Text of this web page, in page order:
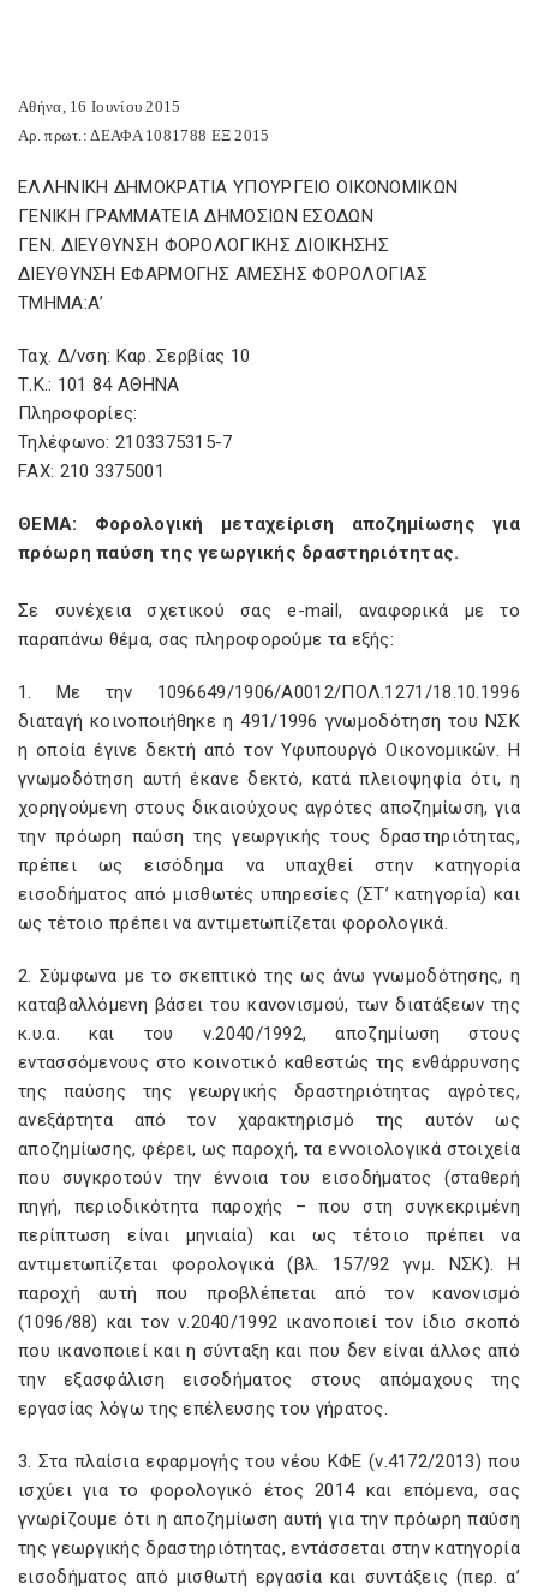
Αθήνα, 16 Ιουνίου 2015
Αρ. πρωτ.: ΔΕΑΦΑ 1081788 ΕΞ 2015
ΕΛΛΗΝΙΚΗ ΔΗΜΟΚΡΑΤΙΑ ΥΠΟΥΡΓΕΙΟ ΟΙΚΟΝΟΜΙΚΩΝ
ΓΕΝΙΚΗ ΓΡΑΜΜΑΤΕΙΑ ΔΗΜΟΣΙΩΝ ΕΣΟΔΩΝ
ΓΕΝ. ΔΙΕΥΘΥΝΣΗ ΦΟΡΟΛΟΓΙΚΗΣ ΔΙΟΙΚΗΣΗΣ
ΔΙΕΥΘΥΝΣΗ ΕΦΑΡΜΟΓΗΣ ΑΜΕΣΗΣ ΦΟΡΟΛΟΓΙΑΣ
ΤΜΗΜΑ:Α’
Ταχ. Δ/νση: Καρ. Σερβίας 10
Τ.Κ.: 101 84 ΑΘΗΝΑ
Πληροφορίες:
Τηλέφωνο: 2103375315-7
FAX: 210 3375001
ΘΕΜΑ: Φορολογική μεταχείριση αποζημίωσης για
πρόωρη παύση της γεωργικής δραστηριότητας.
Σε συνέχεια σχετικού σας e-mail, αναφορικά με το
παραπάνω θέμα, σας πληροφορούμε τα εξής:
1. Με την 1096649/1906/Α0012/ΠΟΛ.1271/18.10.1996
διαταγή κοινοποιήθηκε η 491/1996 γνωμοδότηση του ΝΣΚ
η οποία έγινε δεκτή από τον Υφυπουργό Οικονομικών. Η
γνωμοδότηση αυτή έκανε δεκτό, κατά πλειοψηφία ότι, η
χορηγούμενη στους δικαιούχους αγρότες αποζημίωση, για
την πρόωρη παύση της γεωργικής τους δραστηριότητας,
πρέπει ως εισόδημα να υπαχθεί στην κατηγορία
εισοδήματος από μισθωτές υπηρεσίες (ΣΤ’ κατηγορία) και
ως τέτοιο πρέπει να αντιμετωπίζεται φορολογικά.
2. Σύμφωνα με το σκεπτικό της ως άνω γνωμοδότησης, η
καταβαλλόμενη βάσει του κανονισμού, των διατάξεων της
κ.υ.α. και του ν.2040/1992, αποζημίωση στους
εντασσόμενους στο κοινοτικό καθεστώς της ενθάρρυνσης
της παύσης της γεωργικής δραστηριότητας αγρότες,
ανεξάρτητα από τον χαρακτηρισμό της αυτόν ως
αποζημίωσης, φέρει, ως παροχή, τα εννοιολογικά στοιχεία
που συγκροτούν την έννοια του εισοδήματος (σταθερή
πηγή, περιοδικότητα παροχής – που στη συγκεκριμένη
περίπτωση είναι μηνιαία) και ως τέτοιο πρέπει να
αντιμετωπίζεται φορολογικά (βλ. 157/92 γνμ. ΝΣΚ). Η
παροχή αυτή που προβλέπεται από τον κανονισμό
(1096/88) και τον ν.2040/1992 ικανοποιεί τον ίδιο σκοπό
που ικανοποιεί και η σύνταξη και που δεν είναι άλλος από
την εξασφάλιση εισοδήματος στους απόμαχους της
εργασίας λόγω της επέλευσης του γήρατος.
3. Στα πλαίσια εφαρμογής του νέου ΚΦΕ (ν.4172/2013) που
ισχύει για το φορολογικό έτος 2014 και επόμενα, σας
γνωρίζουμε ότι η αποζημίωση αυτή για την πρόωρη παύση
της γεωργικής δραστηριότητας, εντάσσεται στην κατηγορία
εισοδήματος από μισθωτή εργασία και συντάξεις (περ. α’